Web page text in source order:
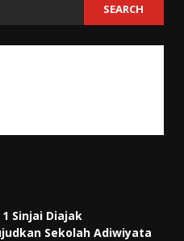
SEARCH
1 Sinjai Diajak
Sekolah Adiwiyata